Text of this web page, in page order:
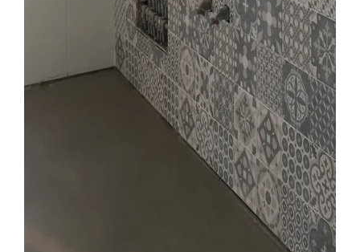
PRADO DE LA VEGA
Edificio Lúmina, ejecución de
soleras